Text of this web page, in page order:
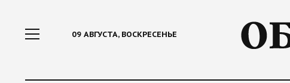
09 АВГУСТА, ВОСКРЕСЕНЬЕ